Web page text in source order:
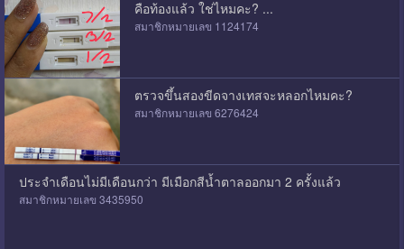
คือท้องแล้ว ใช่ไหมคะ? ...
สมาชิกหมายเลข 1124174
ตรวจขึ้นสองขีดจางเทสจะหลอกไหมคะ?
สมาชิกหมายเลข 6276424
ประจำเดือนไม่มีเดือนกว่า มีเมือกสีน้ำตาลออกมา 2 ครั้งแล้ว
สมาชิกหมายเลข 3435950